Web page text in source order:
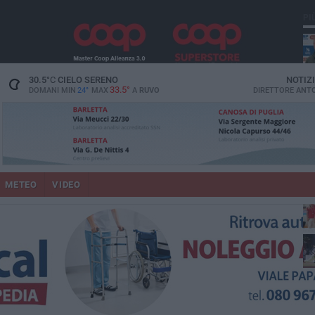
30.5°CCIELO SERENO
DOMANI MIN 24° MAX 33.5° A RUVO DIRETTORE
METEO VIDEO